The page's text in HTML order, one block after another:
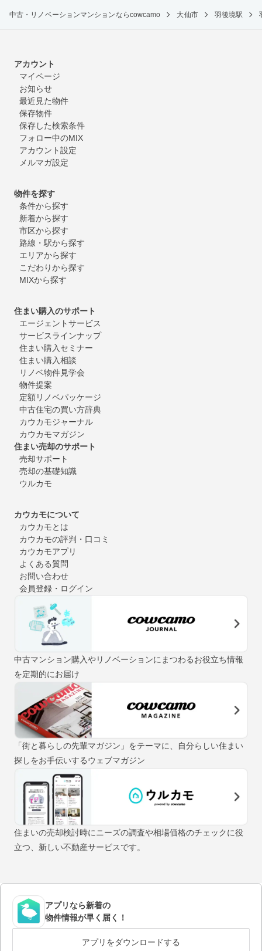
中古・リノベーションマンションならcowcamo 大仙市 羽後境駅
アカウント
マイページ
お知らせ
最近見た物件
保存物件
保存した検索条件
フォロー中のMIX
アカウント設定
メルマガ設定
物件を探す
条件から探す
新着から探す
市区から探す
路線・駅から探す
エリアから探す
こだわりから探す
MIXから探す
住まい購入のサポート
エージェントサービス
サービスラインナップ
住まい購入セミナー
住まい購入相談
リノベ物件見学会
物件提案
定額リノベパッケージ
中古住宅の買い方辞典
カウカモジャーナル
カウカモマガジン
住まい売却のサポート
売却サポート
売却の基礎知識
ウルカモ
カウカモについて
カウカモとは
カウカモの評判・口コミ
カウカモアプリ
よくある質問
お問い合わせ
会員登録・ログイン
中古マンション購入やリノベーションにまつわるお役立ち情報
を定期的にお届け
「街と暮らしの先輩マガジン」をテーマに、自分らしい住まい
探しをお手伝いするウェブマガジン
住まいの売却検討時にニーズの調査や相場価格のチェックに役
立つ、新しい不動産サービスです。
アプリなら新着の
物件情報が早く届く！
アプリをダウンロードする